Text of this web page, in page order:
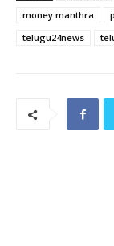
money manthra
telugu24news